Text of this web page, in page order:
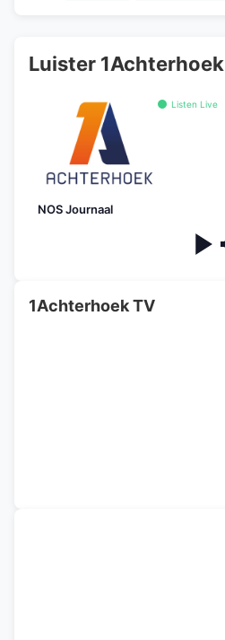
Luister 1Achterhoek
Listen Live
NOS Journaal
1Achterhoek TV